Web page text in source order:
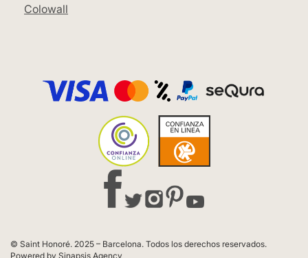
© Saint Honoré. 2025 – Barcelona. Todos los derechos reservados.
Powered by Sinapsis Agency
Colowall